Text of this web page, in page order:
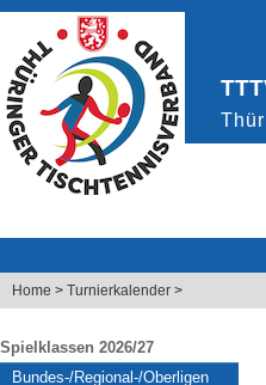
Home > Turnierkalender >
Spielklassen 2026/27
Bundes-/Regional-/Oberligen